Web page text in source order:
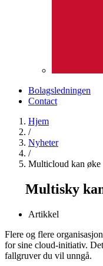
Bolagsledningen
Contact
Hjem
/
Nyheter
/
Multicloud kan
Multisky
Artikkel
Flere og flere
for sine cloud-initiativ.
fallgruver du vil unngå.